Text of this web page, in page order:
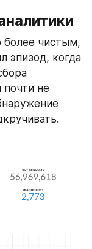
более чистым,
эпизод, когда
почти не